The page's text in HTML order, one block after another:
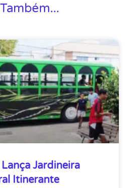
Jardineira
Itinerante